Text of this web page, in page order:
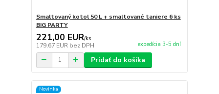
Smaltovaný kotol 50 L + smaltované taniere 6 ks
BIG PARTY
221,00 EUR/ks
179,67 EUR bez DPH expedícia 3-5 dní
Pridať do košíka
Novinka